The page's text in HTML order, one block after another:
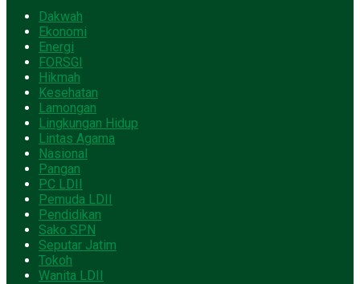
Dakwah
Ekonomi
Energi
FORSGI
Hikmah
Kesehatan
Lamongan
Lingkungan Hidup
Lintas Agama
Nasional
Pangan
PC LDII
Pemuda LDII
Pendidikan
Sako SPN
Seputar Jatim
Tokoh
Wanita LDII